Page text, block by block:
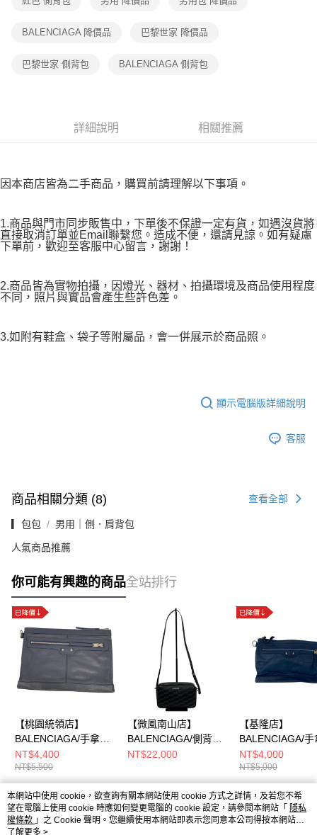
易，需依本服務之必要範圍內提供個人資料，並將交易相關給付款項請求債
２．關於個人資料處理事宜，請瀏覽以下網址：
３．未成年的使用者請事先徵得法定代理人或監護人之同意方可使用
「AFTEE先享後付」，若未經同意申辦者引起之損失，本公司不負相關責
請求用戶進行身份認證。
５．嚴禁一人註冊多個帳號或使用他人資訊註冊。若發現惡意使用之情形，
BALENCIAGA 降價品 巴黎世家 降價品
巴黎世家 側背包 BALENCIAGA 側背包
詳細說明 相關推薦
因本商店皆為二手商品，購買前請理解以下事項。
1.商品與門市同步販售中，下單後不保證一定有貨，如遇沒貨將
直接取消訂單並Email聯繫您。造成不便，還請見諒。如有疑慮
下單前，歡迎至客服中心留言，謝謝！
2.商品皆為實物拍攝，因燈光、器材、拍攝環境及商品使用程度
不同，照片與實品會產生些許色差。
3.如附有鞋盒、袋子等附屬品，會一併展示於商品照。
顯示電腦版詳細說明
客服
商品相關分類 (8) 查看全部
▎包包 男用｜側．肩背包
人氣商品推薦
你可能有興趣的商品全站排行
【桃園統領店】
BALENCIAGA/手拿
包//2730224012D538
735
NT$4,400
NT$5,500
【微風南山店】
BALENCIAGA/側背
包//702723 1060.Q
NT$22,000
【基隆店】
BALENCIAGA/手
包//
147
NT$4,000
NT$5,000
熱門標籤
本網站中使用 cookie，欲查詢有關本網站使用 cookie 方式之詳情，及若您不希
望在電腦上使用 cookie 時應如何變更電腦的 cookie 設定，請參閱本網站「 隱私
權條款 」之 Cookie 聲明。您繼續使用本網站即表示您同意本公司得按本網站使
用條款之 Cookie 聲明使用 cookie。
了解更多 >